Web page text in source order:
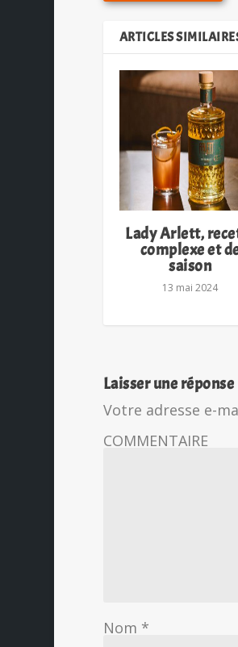
ARTICLES
Lady Arlett,
complexe et
saison
13 mai 2024
Laisser une réponse
Votre adresse e-
COMMENTAIRE
Nom *